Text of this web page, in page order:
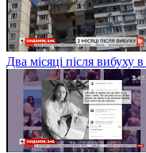
Два місяці після вибуху